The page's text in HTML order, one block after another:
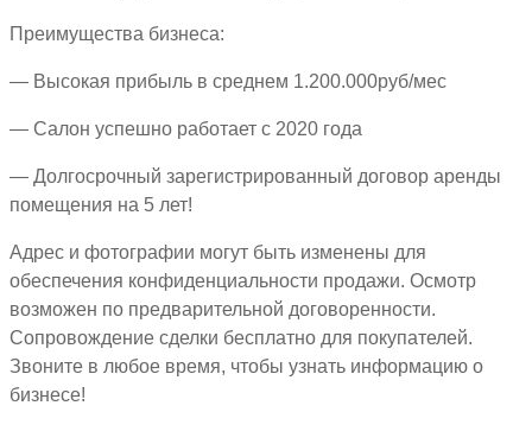
Преимущества бизнеса:
— Высокая прибыль в среднем 1.200.000руб/мес
— Салон успешно работает с 2020 года
— Долгосрочный зарегистрированный договор аренды
помещения на 5 лет!
Адрес и фотографии могут быть изменены для
обеспечения конфиденциальности продажи. Осмотр
возможен по предварительной договоренности.
Сопровождение сделки бесплатно для покупателей.
Звоните в любое время, чтобы узнать информацию о
бизнесе!